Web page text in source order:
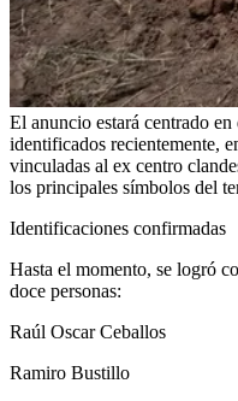
El anuncio estará centrado
identificados recientemente,
vinculadas al ex centro
los principales símbolos del
Identificaciones confirmadas
Hasta el momento, se logró
doce personas:
Raúl Oscar Ceballos
Ramiro Bustillo